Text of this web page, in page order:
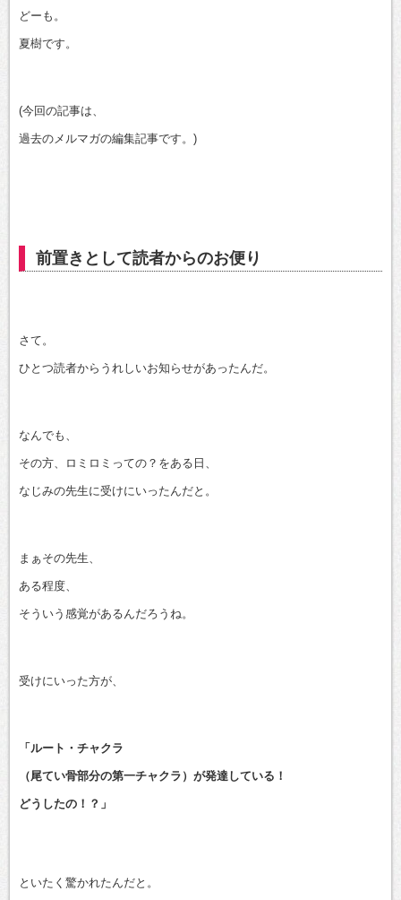
どーも。
夏樹です。
(今回の記事は、
過去のメルマガの編集記事です。)
前置きとして読者からのお便り
さて。
ひとつ読者からうれしいお知らせがあったんだ。
なんでも、
その方、ロミロミっての？をある日、
なじみの先生に受けにいったんだと。
まぁその先生、
ある程度、
そういう感覚があるんだろうね。
受けにいった方が、
「ルート・チャクラ
（尾てい骨部分の第一チャクラ）が発達している！
どうしたの！？」
といたく驚かれたんだと。